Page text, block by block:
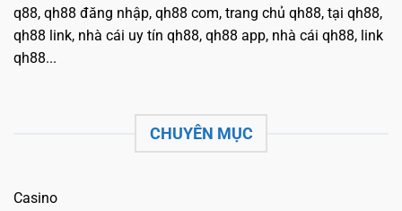
q88, qh88 đăng nhập, qh88 com, trang chủ qh88, tại qh88,
qh88 link, nhà cái uy tín qh88, qh88 app, nhà cái qh88, link
qh88...
CHUYÊN MỤC
Casino